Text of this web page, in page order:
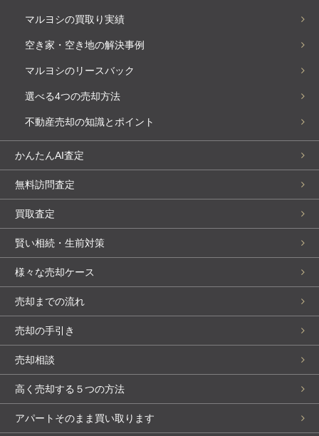
マルヨシの買取り実績
空き家・空き地の解決事例
マルヨシのリースバック
選べる4つの売却方法
不動産売却の知識とポイント
かんたんAI査定
無料訪問査定
買取査定
賢い相続・生前対策
様々な売却ケース
売却までの流れ
売却の手引き
売却相談
高く売却する５つの方法
アパートそのまま買い取ります